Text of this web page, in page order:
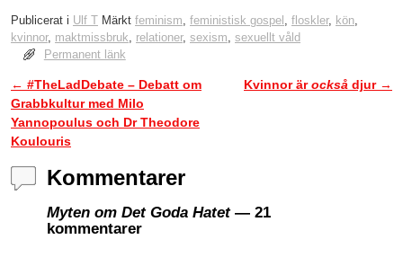
Publicerat i Ulf T Märkt feminism feministisk gospel floskler, kön
kvinnor, maktmissbruk relationer, sexism sexuellt våld
Permanent länk
Inläggsnavigering
← #TheLadDebate – Debatt om
Grabbkultur med Milo
Yannopoulus och Dr Theodore
Koulouris
Kvinnor ärockså djur →
Kommentarer
Myten om Det Goda Hatet— 21
kommentarer